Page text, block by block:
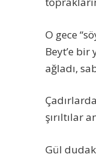
O gece
Beyt’e
ağladı,
şırıltılar
Gül